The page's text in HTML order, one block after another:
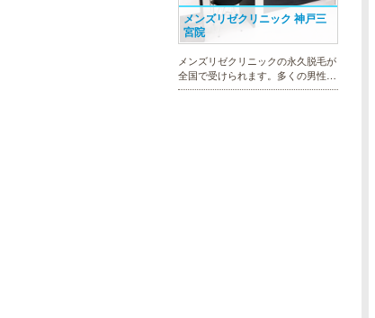
メンズリゼクリニック 神戸三
宮院
メンズリゼクリニックの永久脱毛が
全国で受けられます。多くの男性患
者様にご支持頂き、新宿1院から始